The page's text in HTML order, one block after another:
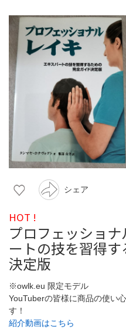
シェア
HOT !
プロフェッショ
ートの技を習得
決定版
※owlk.eu 限定モデル
YouTuberの皆様に商品の使い
す！
紹介動画はこちら